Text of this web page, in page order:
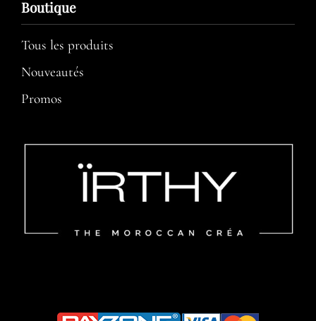
Boutique
Tous les produits
Nouveautés
Promos